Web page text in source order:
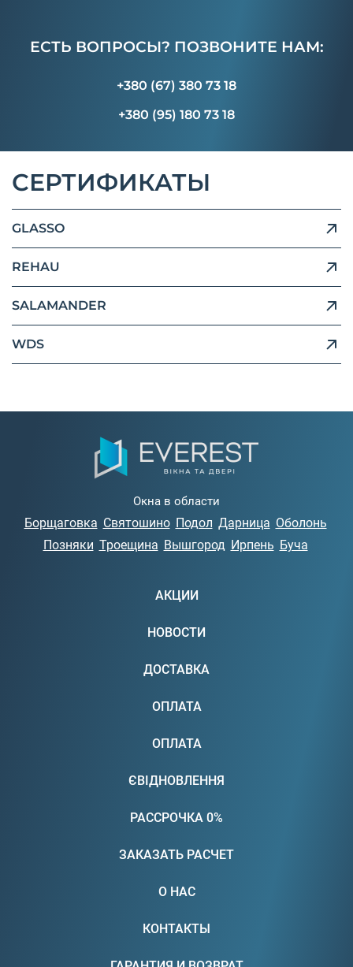
ЕСТЬ ВОПРОСЫ? ПОЗВОНИТЕ НАМ:
+380 (67) 380 73 18
+380 (95) 180 73 18
СЕРТИФИКАТЫ
GLASSO
REHAU
SALAMANDER
WDS
Окна в области
Борщаговка Святошино Подол Дарница Оболонь
Позняки Троещина Вышгород Ирпень Буча
АКЦИИ
НОВОСТИ
ДОСТАВКА
ОПЛАТА
ОПЛАТА
ЄВІДНОВЛЕННЯ
РАССРОЧКА 0%
ЗАКАЗАТЬ РАСЧЕТ
О НАС
КОНТАКТЫ